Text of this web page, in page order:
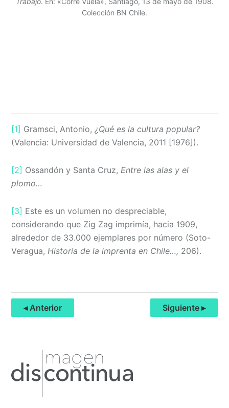
Colección BN Chile.
[1] Gramsci, Antonio,¿Qué es la cultura popular?
(Valencia: Universidad de Valencia, 2011 [1976]).
[2] Ossandón y Santa Cruz, Entre las alas y el
plomo…
[3] Este es un volumen no despreciable,
considerando que Zig Zag imprimía, hacia 1909,
alrededor de 33.000 ejemplares por número (Soto-
Veragua,Historia de la imprenta en Chile…, 206).
◂ Anterior Siguiente ▸
Primary
Sidebar